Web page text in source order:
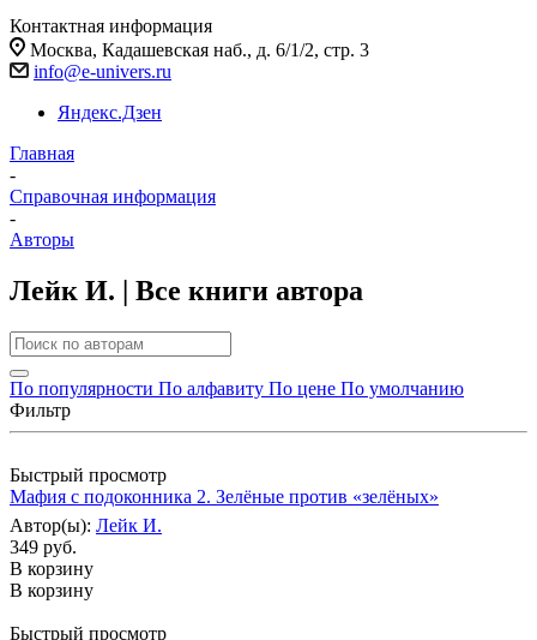
Контактная информация
Москва, Кадашевская наб., д. 6/1/2, стр. 3
info@e-univers.ru
Яндекс.Дзен
Главная
-
Справочная информация
-
Авторы
Лейк И. | Все книги автора
По популярности По алфавиту По цене По умолчанию
Фильтр
Быстрый просмотр
Мафия с подоконника 2. Зелёные против «зелёных»
Автор(ы): Лейк И.
349 руб.
В корзину
В корзину
Быстрый просмотр